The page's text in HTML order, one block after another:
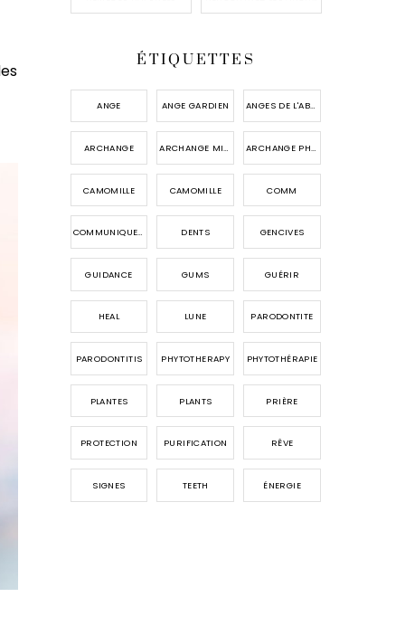
ÉTIQUETTES
ANGE ANGE GARDIEN ANGES DE L'ABONDANCE
ARCHANGE ARCHANGE MICHAEL ARCHANGE PHANUEL
CAMOMILLE CAMOMILLE COMM
COMMUNIQUER AVEC LES ANGES DENTS GENCIVES
GUIDANCE GUMS GUÉRIR
HEAL LUNE PARODONTITE
PARODONTITIS PHYTOTHERAPY PHYTOTHÉRAPIE
PLANTES PLANTS PRIÈRE
PROTECTION PURIFICATION RÊVE
SIGNES TEETH ÉNERGIE